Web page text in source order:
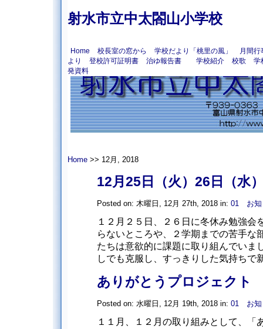
射水市立中太閤山小学校
Home 校長室の窓から 学校だより「桃里の風」
月間行
より
登校許可証明書 治ゆ報告書 学校紹介 校歌
学
発資料
Home >> 12月, 2018
12月25日（火）26日（水
Posted on: 木曜日, 12月 27th, 2018 in: 01 お知
１２月２５日、２６日に冬休み勉強会
らないところや、２学期までの苦手な
たちは意欲的に課題に取り組んで
しでも克服し、すっきりした気持ちで
ありがとうプロジェクト
Posted on: 水曜日, 12月 19th, 2018 in: 01 お知
１１月、１２月の取り組みとして、「